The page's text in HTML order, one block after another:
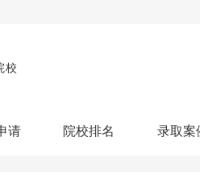
校
请 院校排名 录取案